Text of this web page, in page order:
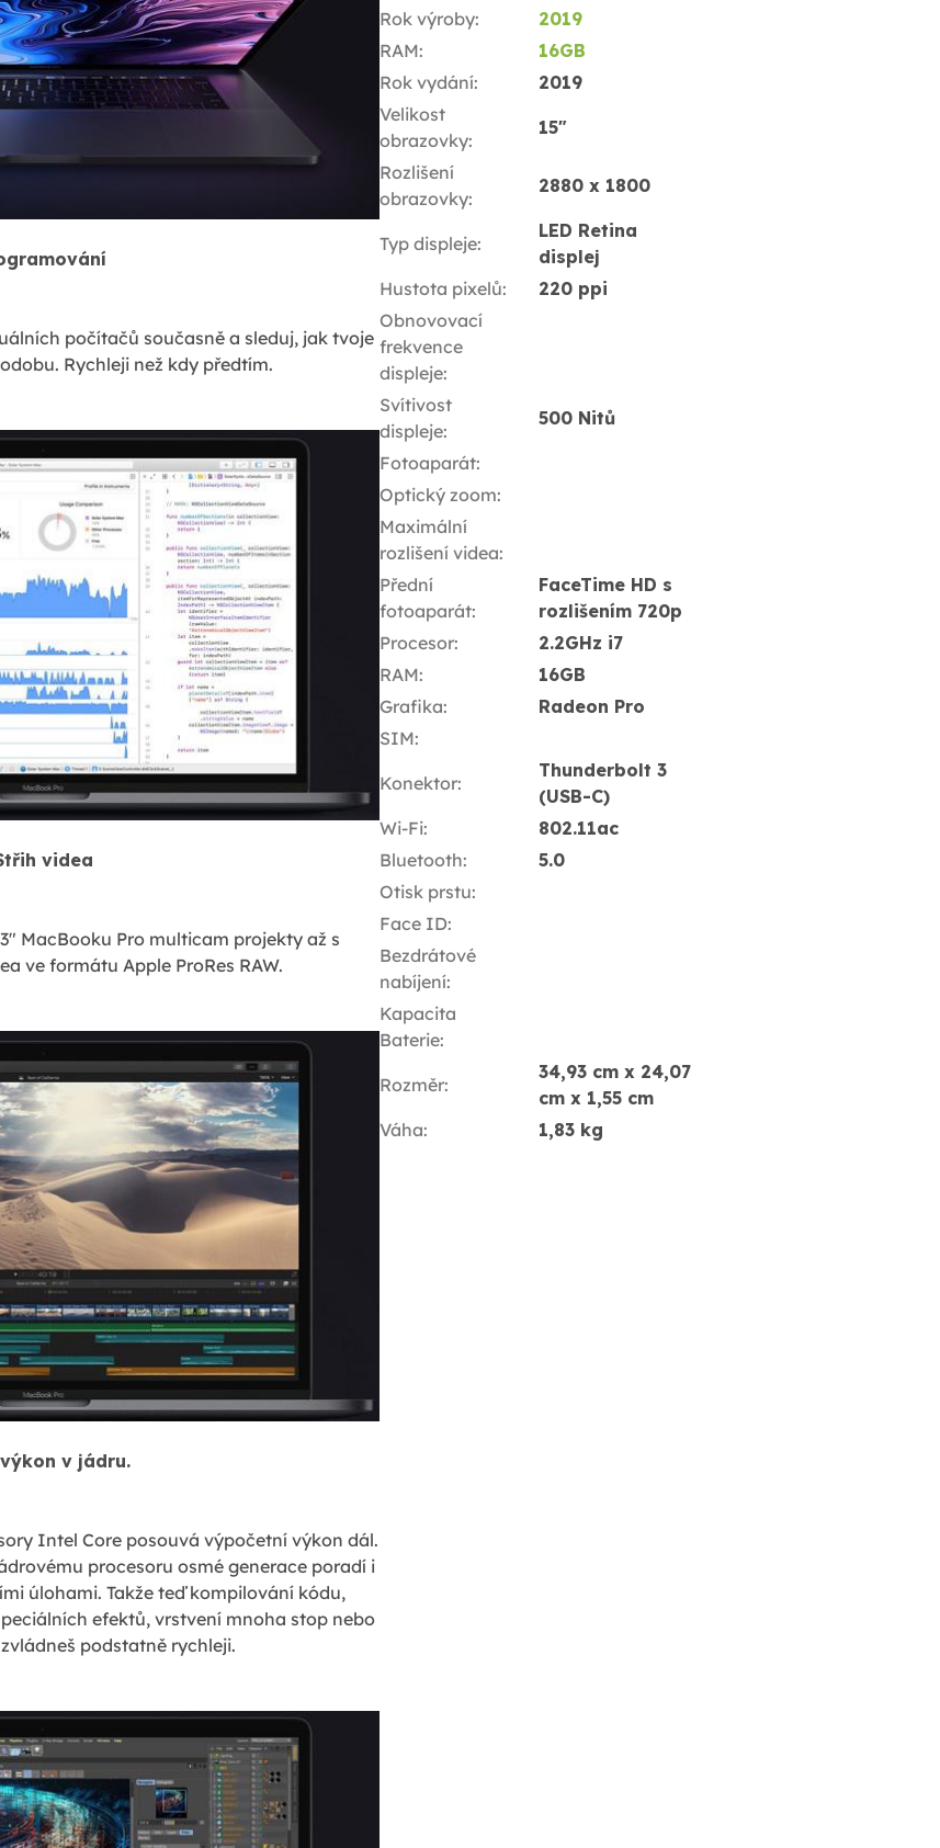
počítačů současně a sleduj, jak tvoje
Rychleji než kdy předtím.
videa
MacBooku Pro multicam projekty až s
ve formátu Apple ProRes RAW.
v jádru.
Intel Core posouvá výpočetní výkon dál.
procesoru osmé generace poradí i
úlohami. Takže teď kompilování kódu,
efektů, vrstvení mnoha stop nebo
podstatně rychleji.
Rok výroby:
2019
RAM:
16GB
Rok vydání:
2019
Velikost
obrazovky:
15"
Rozlišení
obrazovky:
2880 x 1800
Typ displeje:
LED Retina
displej
Hustota pixelů:
220 ppi
Obnovovací
frekvence
displeje:
Svítivost
displeje:
500 Nitů
Fotoaparát:
Optický zoom:
Maximální
rozlišení videa:
Přední
fotoaparát:
FaceTime HD s
rozlišením 720p
Procesor:
2.2GHz i7
RAM:
16GB
Grafika:
Radeon Pro
SIM:
Konektor:
Thunderbolt 3
(USB-C)
Wi-Fi:
802.11ac
Bluetooth:
5.0
Otisk prstu:
Face ID:
Bezdrátové
nabíjení:
Kapacita
Baterie:
Rozměr:
34,93 cm x 24,07
cm x 1,55 cm
Váha: 1,83 kg